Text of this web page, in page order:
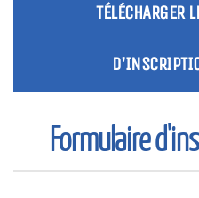
TÉLÉCHARGER
Formulaire